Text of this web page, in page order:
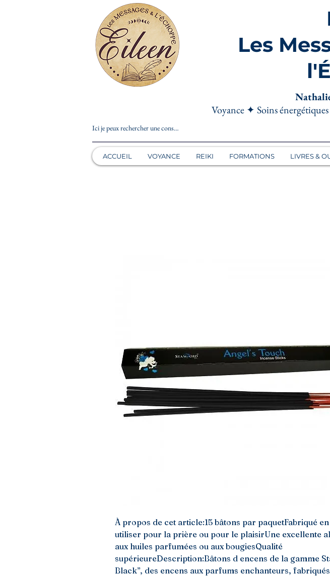
Les
Voyance ✦ Soins
ACCUEIL VOYANCE REIKI FORMATIONS LIVRES &
À propos de cet article:15 bâtons par paquetFabriqué
utiliser pour la prière ou pour le plaisirUne excellente
aux huiles parfumées ou aux bougiesQualité
supérieureDescription:Bâtons d encens de la gamme
Black”, des encens aux parfums enchanteurs,